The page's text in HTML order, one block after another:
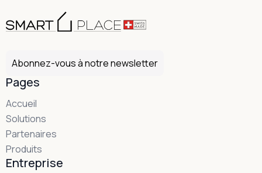
Abonnez-vous à notre newsletter
Pages
Accueil
Solutions
Partenaires
Produits
Entreprise